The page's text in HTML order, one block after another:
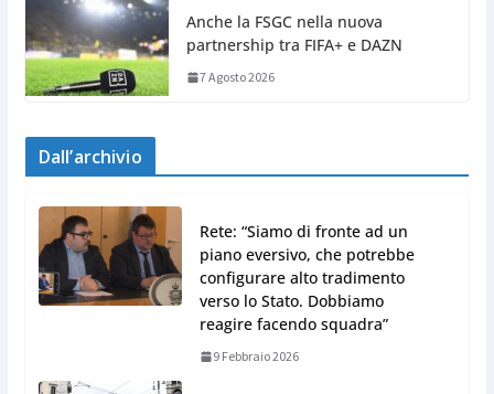
Anche la FSGC nella nuova
partnership tra FIFA+ e DAZN
7 Agosto 2026
Dall’archivio
Rete: “Siamo di fronte ad un
piano eversivo, che potrebbe
configurare alto tradimento
verso lo Stato. Dobbiamo
reagire facendo squadra”
9 Febbraio 2026